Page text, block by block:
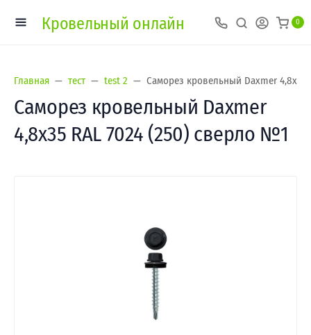
Кровельный онлайн 0
Главная тест test 2 Саморез кровельный Daxmer 4,8х35
Саморез кровельный Daxmer
4,8х35 RAL 7024 (250) сверло №1